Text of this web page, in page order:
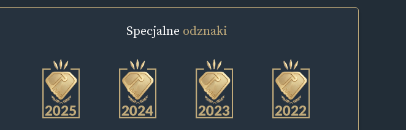
Specjalne odznaki